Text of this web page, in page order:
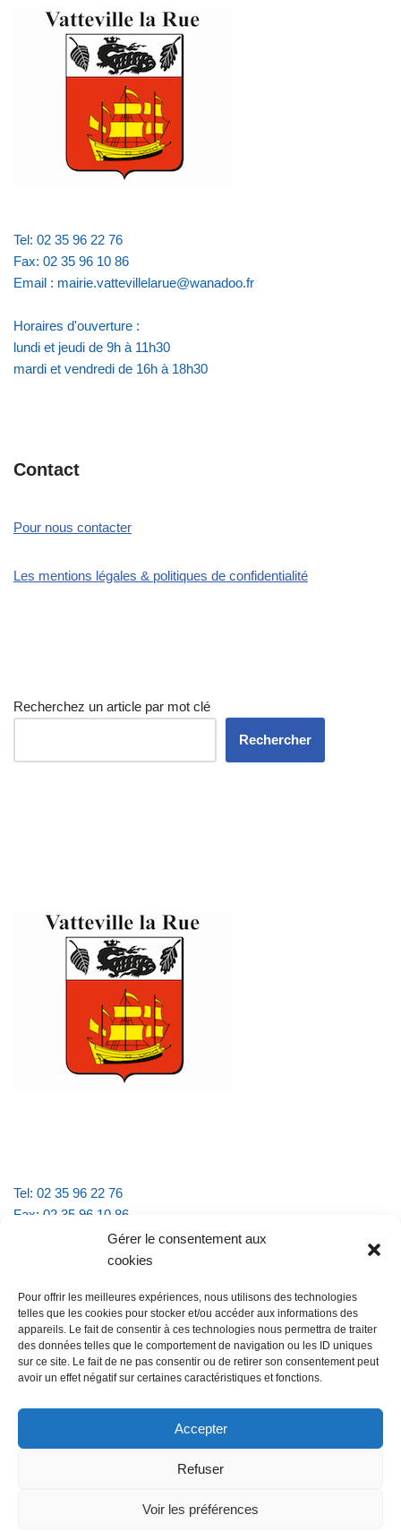
Gérer le consentement aux
cookies
Pour offrir les meilleures expériences, nous utilisons des technologies
telles que les cookies pour stocker et/ou accéder aux informations des
appareils. Le fait de consentir à ces technologies nous permettra de traiter
des données telles que le comportement de navigation ou les ID uniques
sur ce site. Le fait de ne pas consentir ou de retirer son consentement peut
avoir un effet négatif sur certaines caractéristiques et fonctions.
Accepter
Refuser
Voir les préférences
Tel: 02 35 96 22 76
Fax: 02 35 96 10 86
Email : mairie.vattevillelarue@wanadoo.fr
Horaires d'ouverture :
lundi et jeudi de 9h à 11h30
mardi et vendredi de 16h à 18h30
Contact
Pour nous contacter
Les mentions légales & politiques de confidentialité
Recherchez un article par mot clé
Rechercher
Tel: 02 35 96 22 76
Fax: 02 35 96 10 86
Email : mairie.vattevillelarue@wanadoo.fr
lundi et jeudi de 9h à 11h30
mardi et vendredi de 16h à 18h30
@Vatteville-la-rue mentions légales